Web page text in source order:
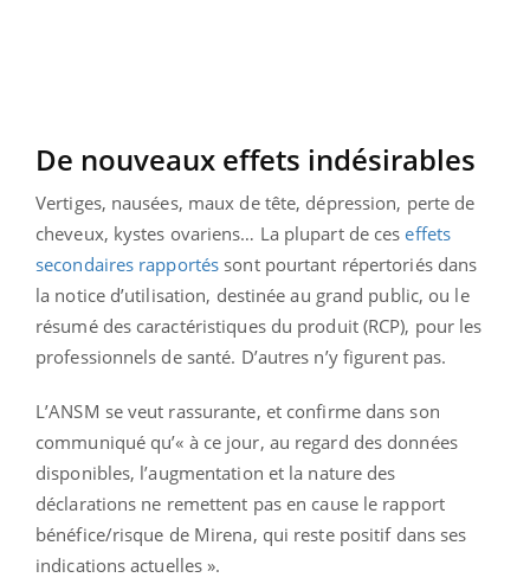
De nouveaux effets indésirables
Vertiges, nausées, maux de tête, dépression, perte de
cheveux, kystes ovariens… La plupart de ceseffets
secondaires rapportés sont pourtant répertoriés dans
la notice d’utilisation, destinée au grand public, ou le
résumé des caractéristiques du produit (RCP), pour les
professionnels de santé. D’autres n’y figurent pas.
L’ANSM se veut rassurante, et confirme dans son
communiqué qu’« à ce jour, au regard des données
disponibles, l’augmentation et la nature des
déclarations ne remettent pas en cause le rapport
bénéfice/risque de Mirena, qui reste positif dans ses
indications actuelles ».